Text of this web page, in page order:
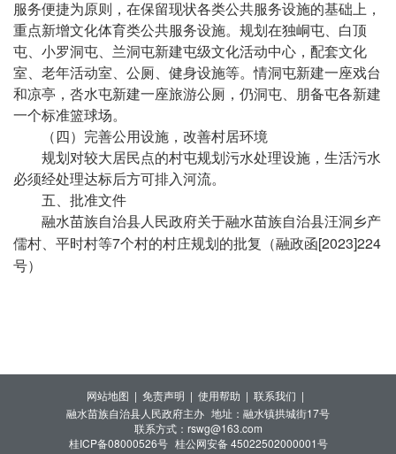
服务便捷为原则，在保留现状各类公共服务设施的基础上，
重点新增文化体育类公共服务设施。规划在独峒屯、白顶
屯、小罗洞屯、兰洞屯新建屯级文化活动中心，配套文化
室、老年活动室、公厕、健身设施等。情洞屯新建一座戏台
和凉亭，呇水屯新建一座旅游公厕，仍洞屯、朋备屯各新建
一个标准篮球场。
（四）完善公用设施，改善村居环境
规划对较大居民点的村屯规划污水处理设施，生活污水
必须经处理达标后方可排入河流。
五、批准文件
融水苗族自治县人民政府关于融水苗族自治县汪洞乡产
儒村、平时村等7个村的村庄规划的批复（融政函[2023]224
号）
网站地图 | 免责声明 | 使用帮助 | 联系我们 |
融水苗族自治县人民政府主办 地址：融水镇拱城街17号
联系方式：rswg@163.com
桂ICP备08000526号 桂公网安备 45022502000001号